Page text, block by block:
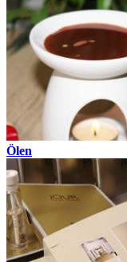
Ölen